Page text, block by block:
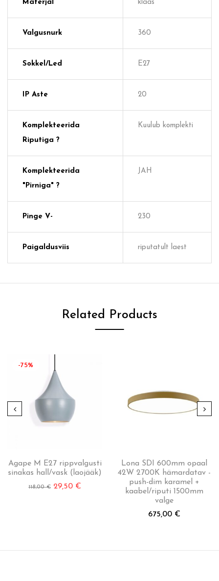
Materjal klaas
Valgusnurk 360
Sokkel/Led E27
IP Aste 20
Komplekteerida
Riputiga ?
Kuulub komplekti
Komplekteerida
"pirniga" ?
JAH
Pinge V- 230
Paigaldusviis riputatult laest
Related Products
-75%
Agape M E27 rippvalgusti
sinakas hall/vask (laojääk)
118,00€ 29,50 €
Lona SDI 600mm opaal
42W 2700K hämardatav -
push-dim karamel +
kaabel/riputi 1500mm
valge
675,00 €